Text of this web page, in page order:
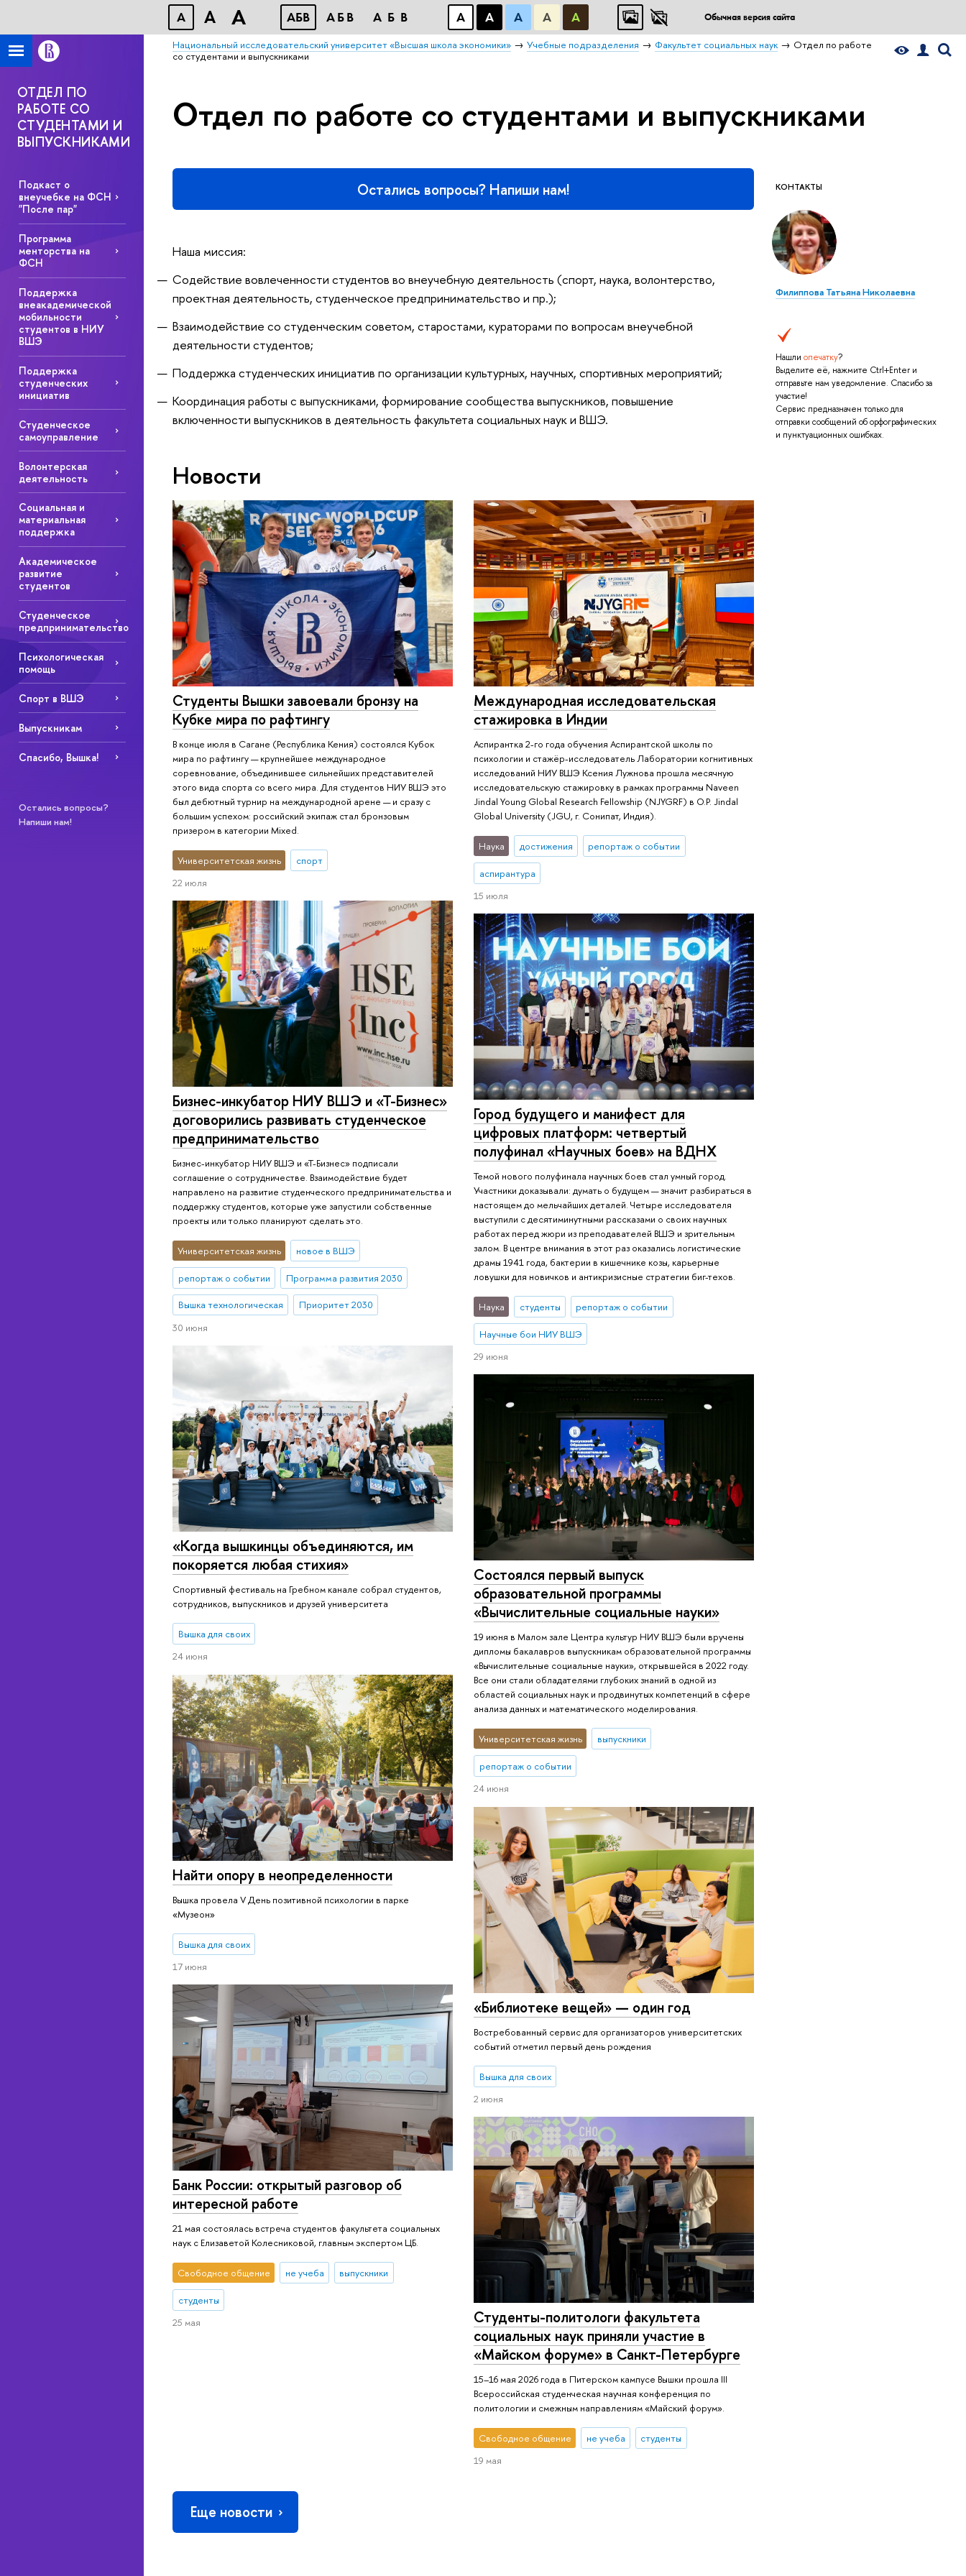
A A A АБВ АБВ АБВ А А А А А Обычная версия сайта
Национальный исследовательский университет «Высшая школа экономики» Учебные подразделения Факультет социальных наук
Отдел по работе
со студентами и выпускниками
ОТДЕЛ ПО
РАБОТЕ СО
СТУДЕНТАМИ И
ВЫПУСКНИКАМИ
Подкаст о
внеучебке на ФСН
"После пар"
Программа
менторства на
ФСН
Поддержка
внеакадемической
мобильности
студентов в НИУ
ВШЭ
Поддержка
студенческих
инициатив
Студенческое
самоуправление
Волонтерская
деятельность
Социальная и
материальная
поддержка
Академическое
развитие
студентов
Студенческое
предпринимательство
Психологическая
помощь
Спорт в ВШЭ
Выпускникам
Спасибо, Вышка!
Остались вопросы?
Напиши нам!
Отдел по работе со студентами и выпускниками
КОНТАКТЫ
Филиппова Татьяна Николаевна
Нашли опечатку?
Выделите её, нажмите Ctrl+Enter и
отправьте нам уведомление. Спасибо за
участие!
Сервис предназначен только для
отправки сообщений об орфографических
и пунктуационных ошибках.
Остались вопросы? Напиши нам!
Наша миссия:
Содействие вовлеченности студентов во внеучебную деятельность (спорт, наука, волонтерство,
проектная деятельность, студенческое предпринимательство и пр.);
Взаимодействие со студенческим советом, старостами, кураторами по вопросам внеучебной
деятельности студентов;
Поддержка студенческих инициатив по организации культурных, научных, спортивных мероприятий;
Координация работы с выпускниками, формирование сообщества выпускников, повышение
включенности выпускников в деятельность факультета социальных наук и ВШЭ.
Новости
Студенты Вышки завоевали бронзу на
Кубке мира по рафтингу
В конце июля в Сагане (Республика Кения) состоялся Кубок
мира по рафтингу — крупнейшее международное
соревнование, объединившее сильнейших представителей
этого вида спорта со всего мира. Для студентов НИУ ВШЭ это
был дебютный турнир на международной арене — и сразу с
большим успехом: российский экипаж стал бронзовым
призером в категории Mixed.
Университетская жизнь
спорт
22 июля
Международная исследовательская
стажировка в Индии
Аспирантка 2-го года обучения Аспирантской школы по
психологии и стажёр-исследователь Лаборатории когнитивных
исследований НИУ ВШЭ Ксения Лужнова прошла месячную
исследовательскую стажировку в рамках программы Naveen
Jindal Young Global Research Fellowship (NJYGRF) в O.P. Jindal
Global University (JGU, г. Сонипат, Индия).
Наука достижения репортаж о событии
аспирантура
15 июля
Бизнес-инкубатор НИУ ВШЭ и «Т-Бизнес»
договорились развивать студенческое
предпринимательство
Бизнес-инкубатор НИУ ВШЭ и «Т-Бизнес» подписали
соглашение о сотрудничестве. Взаимодействие будет
направлено на развитие студенческого предпринимательства и
поддержку студентов, которые уже запустили собственные
проекты или только планируют сделать это.
Университетская жизнь новое в ВШЭ
репортаж о событии Программа развития 2030
Вышка технологическая
Приоритет 2030
30 июня
Город будущего и манифест для
цифровых платформ: четвертый
полуфинал «Научных боев» на ВДНХ
Темой нового полуфинала научных боев стал умный город.
Участники доказывали: думать о будущем — значит разбираться в
настоящем до мельчайших деталей. Четыре исследователя
выступили с десятиминутными рассказами о своих научных
работах перед жюри из преподавателей ВШЭ и зрительным
залом. В центре внимания в этот раз оказались логистические
драмы 1941 года, бактерии в кишечнике козы, карьерные
ловушки для новичков и антикризисные стратегии биг-техов.
Наука студенты репортаж о событии
Научные бои НИУ ВШЭ
29 июня
«Когда вышкинцы объ­еди­ня­ют­ся, им
покоряется любая стихия»
Спортивный фестиваль на Гребном канале собрал студентов,
сотрудников, выпускников и друзей университета
Вышка для своих
24 июня
Состоялся первый выпуск
образовательной программы
«Вычислительные социальные науки»
19 июня в Малом зале Центра культур НИУ ВШЭ были вручены
дипломы бакалавров выпускникам образовательной программы
«Вычислительные социальные науки», открывшейся в 2022 году.
Все они стали обладателями глубоких знаний в одной из
областей социальных наук и продвинутых компетенций в сфере
анализа данных и математического моделирования.
Университетская жизнь выпускники
репортаж о событии
24 июня
Найти опору в не­опре­де­лен­но­сти
Вышка провела V День позитивной психологии в парке
«Музеон»
Вышка для своих
17 июня
«Библиотеке вещей» — один год
Востребованный сервис для организаторов университетских
событий отметил первый день рождения
Вышка для своих
2 июня
Банк России: открытый разговор об
интересной работе
21 мая состоялась встреча студентов факультета социальных
наук с Елизаветой Колесниковой, главным экспертом ЦБ.
Свободное общение не учеба выпускники
студенты
25 мая
Студенты-политологи факультета
социальных наук приняли участие в
«Майском форуме» в Санкт-Петербурге
15–16 мая 2026 года в Питерском кампусе Вышки прошла III
Всероссийская студенческая научная конференция по
политологии и смежным направлениям «Майский форум».
Свободное общение не учеба
студенты
19 мая
Еще новости